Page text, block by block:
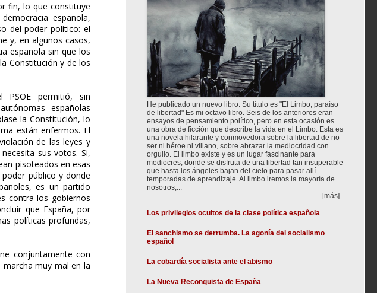
fin, lo que constituye
española,
del poder político: el
y, en algunos casos,
española sin que los
Constitución y de los
permitió, sin
españolas
la Constitución, lo
están enfermos. El
de las leyes y
sus votos. Si,
pisoteados en esas
público y donde
es un partido
contra los gobiernos
que España, por
políticas profundas,
conjuntamente con
muy mal en la
He publicado un nuevo libro. Su título es "El Limbo, paraíso
de libertad" Es mi octavo libro. Seis de los anteriores eran
ensayos de pensamiento político, pero en esta ocasión es
una obra de ficción que describe la vida en el Limbo. Esta es
una novela hilarante y conmovedora sobre la libertad de no
ser ni héroe ni villano, sobre abrazar la mediocridad con
orgullo. El limbo existe y es un lugar fascinante para
mediocres, donde se disfruta de una libertad tan insuperable
que hasta los ángeles bajan del cielo para pasar allí
temporadas de aprendizaje. Al limbo iremos la mayoría de
nosotros,...
[más]
Los privilegios ocultos de la clase política española
El sanchismo se derrumba. La agonía del socialismo
español
La cobardía socialista ante el abismo
La Nueva Reconquista de España